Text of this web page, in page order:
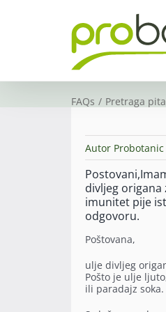
FAQs Pretraga
Autor Probotanic
divljeg origana
imunitet pije
odgovoru.
Poštovana,
ulje divljeg
Pošto je ulje
ili paradajz